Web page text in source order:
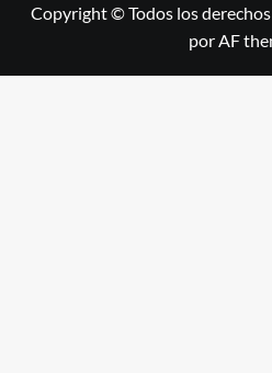
Copyright © Todos los
por AF